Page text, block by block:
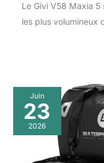
Le Givi V58 Maxia 5
les plus volumineux
Juin
23
2026